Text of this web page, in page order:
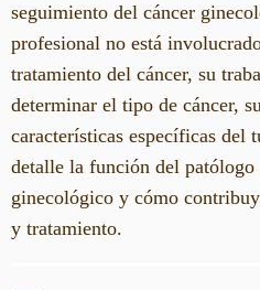
seguimiento del cáncer
profesional no está
tratamiento del cáncer, su
determinar el tipo de cáncer,
características específicas del
detalle la función del
ginecológico y cómo
y tratamiento.